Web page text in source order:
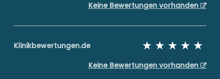
Keine Bewertungen vorhanden
Klinikbewertungen.de
Keine Bewertungen vorhanden